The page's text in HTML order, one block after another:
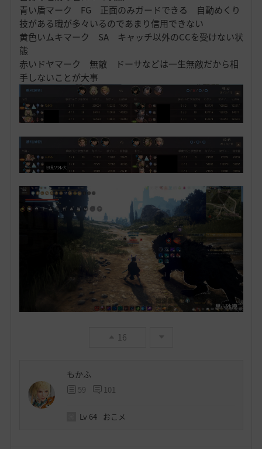
青い盾マーク FG 正面のみガードできる 自動めくり
技がある職が多々いるのであまり信用できない
黄色いムキマーク SA キャッチ以外のCCを受けない状
態
赤いドヤマーク 無敵 ドーサなどは一生無敵だから相
手しないことが大事
16
もかふ
59 101
Lv 64 おこメ